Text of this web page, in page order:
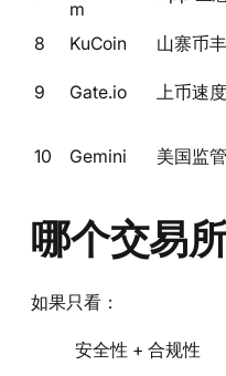
m
8 KuCoin 山寨币
9 Gate.io 上币速
10 Gemini 美国监
哪个交易
如果只看：
安全性 + 合规性